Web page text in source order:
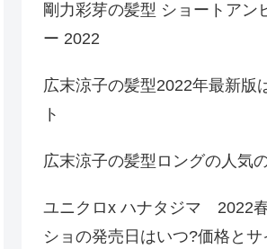
剛力彩芽の髪型 ショートアン
ー 2022
広末涼子の髪型2022年最新版
ト
広末涼子の髪型ロングの人気
ユニクロx ハナタジマ 2022
ショの発売日はいつ?価格とサ